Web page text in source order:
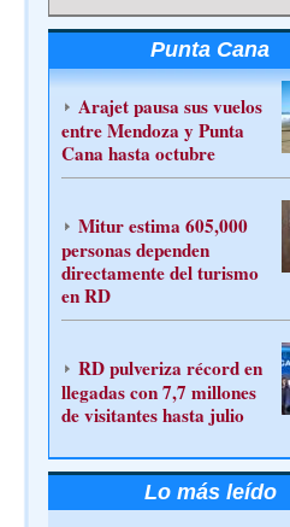
Punta Cana
Arajet pausa sus vuelos
entre Mendoza y Punta
Cana hasta octubre
Mitur estima 605,000
personas dependen
directamente del turismo
en RD
RD pulveriza récord en
llegadas con 7,7 millones
de visitantes hasta julio
Lo más leído